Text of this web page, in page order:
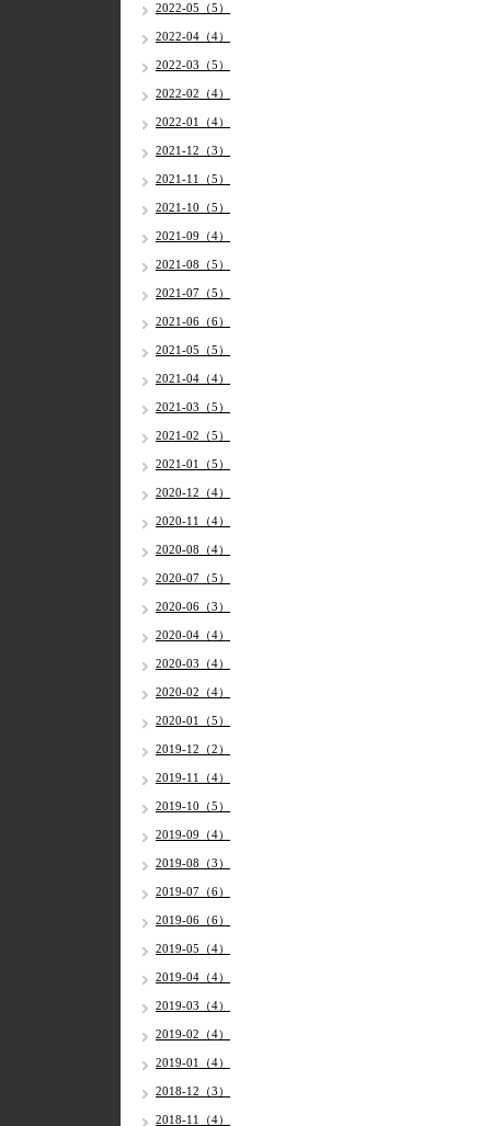
2022-05（5）
2022-04（4）
2022-03（5）
2022-02（4）
2022-01（4）
2021-12（3）
2021-11（5）
2021-10（5）
2021-09（4）
2021-08（5）
2021-07（5）
2021-06（6）
2021-05（5）
2021-04（4）
2021-03（5）
2021-02（5）
2021-01（5）
2020-12（4）
2020-11（4）
2020-08（4）
2020-07（5）
2020-06（3）
2020-04（4）
2020-03（4）
2020-02（4）
2020-01（5）
2019-12（2）
2019-11（4）
2019-10（5）
2019-09（4）
2019-08（3）
2019-07（6）
2019-06（6）
2019-05（4）
2019-04（4）
2019-03（4）
2019-02（4）
2019-01（4）
2018-12（3）
2018-11（4）